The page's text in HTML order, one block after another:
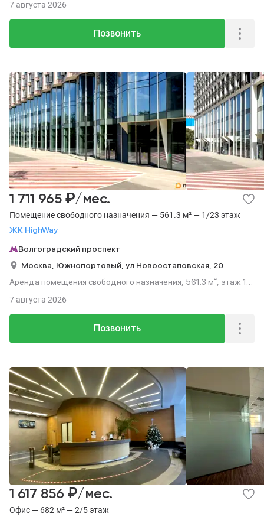
Позвонить
7 августа 2026
Помещение свободного назначения — 561.3 м² — 1/23 этаж
ЖК HighWay
1 711 965 ₽/мес.
Волгоградский проспект
Москва, Южнопортовый, ул Новоостаповская, 20
Аренда помещения свободного назначения, 561.3 м², этаж 1
Позвонить
7 августа 2026
Офис — 682 м² — 2/5 этаж
1 617 856 ₽/мес.